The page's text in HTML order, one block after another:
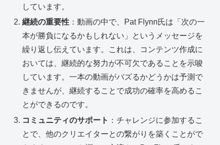
しています。
継続の重要性 ：動画の中で、Pat Flynn氏は「次の一
本が勝負になるかもしれない」というメッセージを
繰り返し伝えています。これは、コンテンツ作成に
おいては、継続的な努力が不可欠であることを示唆
しています。一本の動画がバズるかどうかは予測で
きませんが、継続することで成功の確率を高めるこ
とができるのです。
コミュニティのサポート ：チャレンジに参加するこ
とで、他のクリエイターとの繋がりを築くことがで